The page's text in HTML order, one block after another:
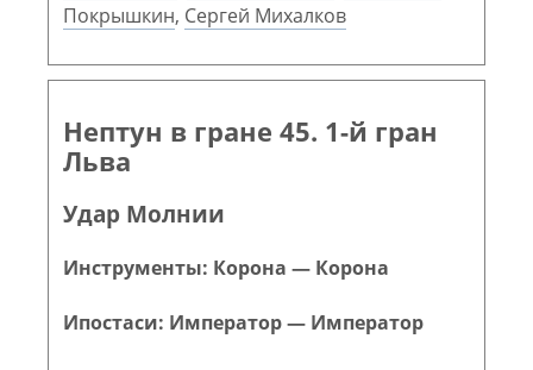
Покрышкин, Сергей Михалков
Нептун в гране 45. 1-й гран
Льва
Удар Молнии
Инструменты: Корона — Корона
Ипостаси: Император — Император